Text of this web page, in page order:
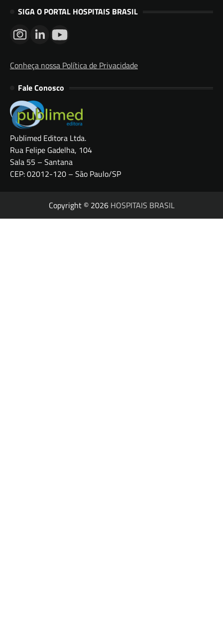
SIGA O PORTAL HOSPITAIS BRASIL
Conheça nossa Política de Privacidade
Fale Conosco
Publimed Editora Ltda.
Rua Felipe Gadelha, 104
Sala 55 – Santana
CEP: 02012-120 – São Paulo/SP
Copyright © 2026 HOSPITAIS BRASIL